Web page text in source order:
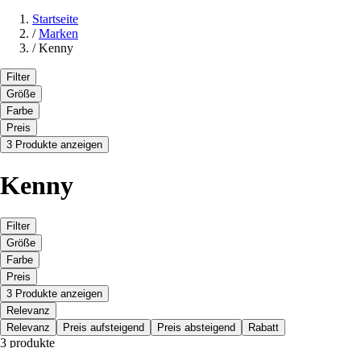
Startseite
/ Marken
/ Kenny
Filter
Größe
Farbe
Preis
3 Produkte anzeigen
Kenny
Filter
Größe
Farbe
Preis
3 Produkte anzeigen
Relevanz
Relevanz
Preis aufsteigend Preis absteigend Rabatt
3 produkte